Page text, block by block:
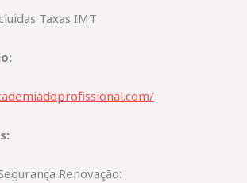
Taxas IMT
Renovação: